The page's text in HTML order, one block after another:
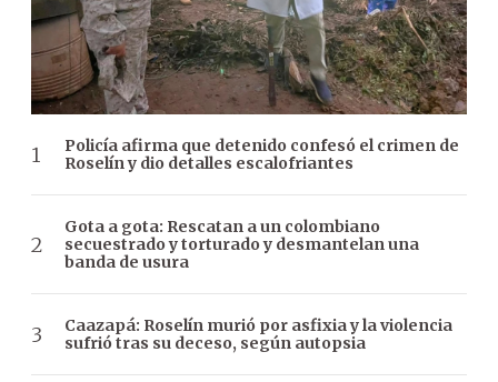
Policía afirma que detenido confesó el crimen de
Roselín y dio detalles escalofriantes
Gota a gota: Rescatan a un colombiano
secuestrado y torturado y desmantelan una
banda de usura
Caazapá: Roselín murió por asfixia y la violencia
sufrió tras su deceso, según autopsia